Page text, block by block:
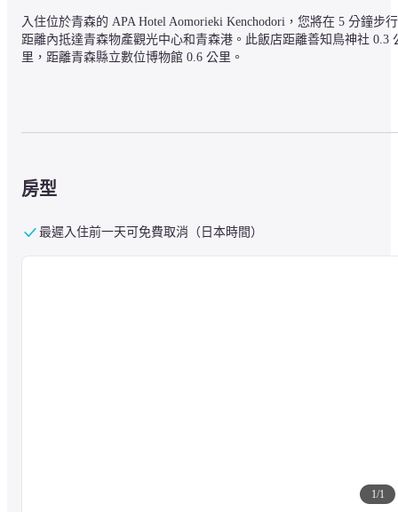
入住位於青森的 APA Hotel Aomorieki Kenchodori，您將在 5 分鐘步行
距離內抵達青森物產觀光中心和青森港。此飯店距離善知鳥神社 0.3
里，距離青森縣立數位博物館 0.6 公里。
線及無線上網，讓您隨時保持連線，並可收看付費電影節目。私人衛
房型
最遲入住前一天可免費取消（日本時間）
1/1